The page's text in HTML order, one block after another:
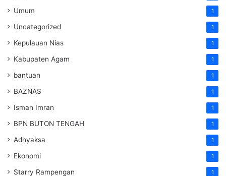
Umum 1
Uncategorized 1
Kepulauan Nias 1
Kabupaten Agam 1
bantuan 1
BAZNAS 1
Isman Imran 1
BPN BUTON TENGAH 1
Adhyaksa 1
Ekonomi 1
Starry Rampengan 1